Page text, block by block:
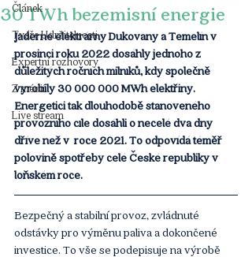
Článek
Tváře Udržitelnosti
Expertní rozhovory
Z médií
Live stream
30 TWh bezemisní energie
Jaderné elektrárny Dukovany a Temelín v
prosinci roku 2022 dosáhly jednoho z
důležitých ročních milníků, kdy společně
vyrobily 30 000 000 MWh elektřiny.
Energetici tak dlouhodobě stanoveného
provozního cíle dosáhli o necelé dva dny
dříve než v  roce 2021. To odpovídá téměř
polovině spotřeby celé České republiky v
loňském roce.
Bezpečný a stabilní provoz, zvládnuté
odstávky pro výměnu paliva a dokončené
investice. To vše se podepisuje na výrobě